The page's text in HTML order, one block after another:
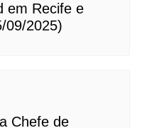
em Recife e
09/2025)
Chefe de